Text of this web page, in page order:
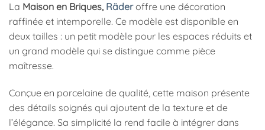
La Maison en Briques, Räderoffre une décoration
raffinée et intemporelle. Ce modèle est disponible en
deux tailles : un petit modèle pour les espaces réduits et
un grand modèle qui se distingue comme pièce
maîtresse.
Conçue en porcelaine de qualité, cette maison présente
des détails soignés qui ajoutent de la texture et de
l’élégance. Sa simplicité la rend facile à intégrer dans